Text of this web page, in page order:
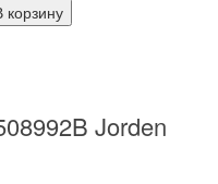
корзину
Jorden